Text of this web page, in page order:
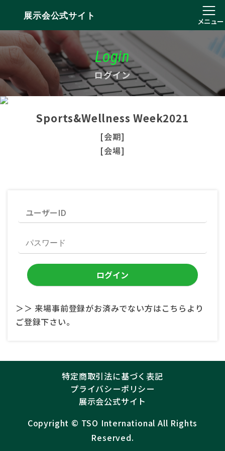
展示会公式サイト
メニュー
Login
ログイン
Sports&Wellness Week2021
[会期]
[会場]
＞＞ 来場事前登録がお済みでない方はこちらより
ご登録下さい。
特定商取引法に基づく表記
プライバシーポリシー
展示会公式サイト
Copyright ©︎ TSO International All Rights
Reserved.